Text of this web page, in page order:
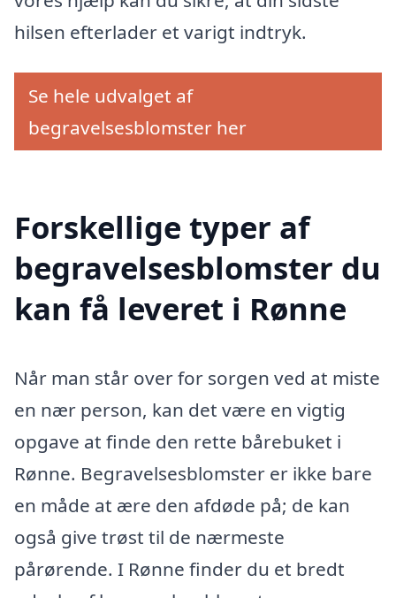
hilsen efterlader et varigt indtryk.
Se hele udvalget af
begravelsesblomster her
Forskellige typer af
begravelsesblomster du
kan få leveret i Rønne
Når man står over for sorgen ved at miste
en nær person, kan det være en vigtig
opgave at finde den rette bårebuket i
Rønne. Begravelsesblomster er ikke bare
en måde at ære den afdøde på; de kan
også give trøst til de nærmeste
pårørende. I Rønne finder du et bredt